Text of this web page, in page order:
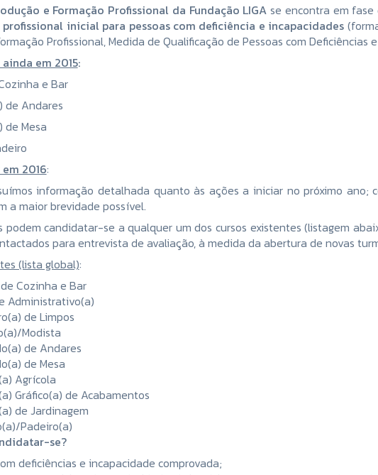
e Formação Profissional da Fundação LIGA se encontra em
inicial para pessoas com deficiência e incapacidades
Profissional, Medida de Qualificação de Pessoas com Deficiências
em 2015:
e Bar
de Andares
de Mesa
2016:
informação detalhada quanto às ações a iniciar no próximo ano;
a maior brevidade possível.
podem candidatar-se a qualquer um dos cursos existentes (listagem
para entrevista de avaliação, à medida da abertura de novas
(lista global):
Cozinha e Bar
Administrativo(a)
de Limpos
Modista
de Andares
de Mesa
Agrícola
Gráfico(a) de Acabamentos
de Jardinagem
Padeiro(a)
se?
deficiências e incapacidade comprovada;